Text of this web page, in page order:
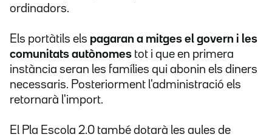
ordinadors.
Els portàtils els pagaran a mitges el govern i les
comunitats autònomes tot i que en primera
instància seran les famílies qui abonin els diners
necessaris. Posteriorment l'administració els
retornarà l'import.
El Pla Escola 2.0 també dotarà les aules de